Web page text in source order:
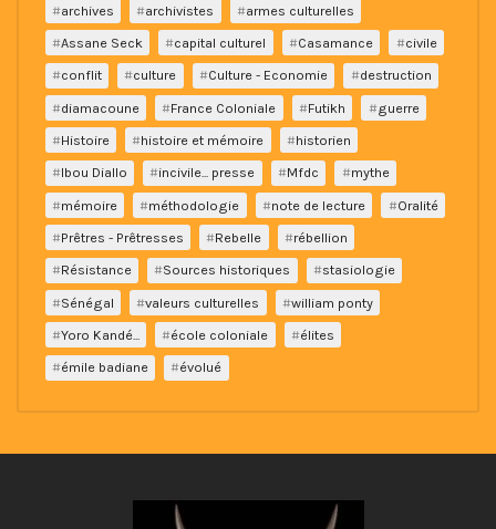
archives archivistes
armes culturelles
Assane Seck
capital culturel Casamance
civile
conflit
culture Culture - Economie
destruction
diamacoune
France Coloniale Futikh
guerre
Histoire
histoire et mémoire
historien
Ibou Diallo
incivile... presse Mfdc
mythe
mémoire
méthodologie note de lecture
Oralité
Prêtres - Prêtresses
Rebelle
rébellion
Résistance
Sources historiques
stasiologie
Sénégal
valeurs culturelles
william ponty
Yoro Kandé...
école coloniale
élites
émile badiane
évolué